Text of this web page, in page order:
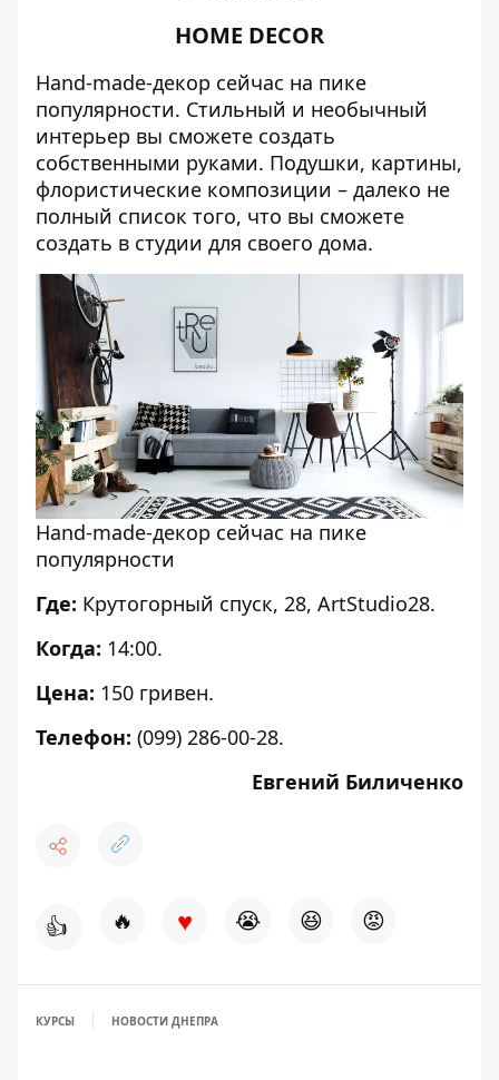
HOME DECOR
Hand-made-декор сейчас на пике
популярности. Стильный и необычный
интерьер вы сможете создать
собственными руками. Подушки, картины,
флористические композиции – далеко не
полный список того, что вы сможете
создать в студии для своего дома.
Hand-made-декор сейчас на пике
популярности
Где: Крутогорный спуск, 28, ArtStudio28.
Когда: 14:00.
Цена: 150 гривен.
Телефон: (099) 286-00-28.
Евгений Биличенко
👍 🔥 ♥ 😭 😆 😡
КУРСЫ НОВОСТИ ДНЕПРА